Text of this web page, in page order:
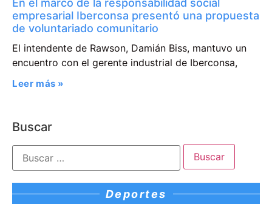
En el marco de la responsabilidad social
empresarial Iberconsa presentó una propuesta
de voluntariado comunitario
El intendente de Rawson, Damián Biss, mantuvo un
encuentro con el gerente industrial de Iberconsa,
Leer más »
Buscar
Deportes